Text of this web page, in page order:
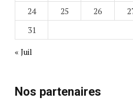
24
25 26
31
« Juil
Nos partenaires